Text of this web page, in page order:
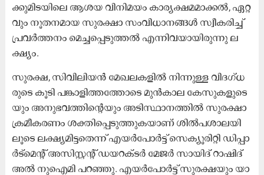
ക്കു​മി​ട​യി​ലെ ആ​ശ​യ വി​നി​മ​യം കാ​ര്യ​ക്ഷ​മ​മാ​ക്ക​ൽ, ഏ​റ്റ​
വും നൂ​ത​ന​മാ​യ സു​​ര​ക്ഷാ സം​വി​ധാ​ന​ങ്ങ​ൾ സ്വീ​ക​രി​ച്ച്​
പ്ര​വ​ർ​ത്ത​നം മെ​ച്ച​പ്പെ​ടു​ത്ത​ൽ എ​ന്നി​വ​യാ​യി​രു​ന്നു ല​
ക്ഷ്യം.
സു​ര​ക്ഷ, സി​വി​ലി​യ​ൻ മേ​ഖ​ല​ക​ളി​ൽ നി​ന്നു​ള്ള വി​ദ​ഗ്ധ​
രു​ടെ കൂ​ടി പ​ങ്കാ​ളി​ത്ത​ത്തോ​ടെ മു​ൻ​കാ​ല കേ​സു​ക​ളു​ടെ​
യും അ​നു​ഭ​വ​ത്തി​ന്‍റെ​യും അ​ടി​സ്ഥാ​ന​ത്തി​ൽ സു​ര​ക്ഷാ
ക്ര​മീ​ക​ര​ണം ശ​ക്തി​പ്പെ​ടു​ത്തു​ക​യാ​ണ്​ ശി​ൽ​പ​ശാ​ല​യി​
ലൂ​ടെ ല​ക്ഷ്യ​മി​ട്ട​തെ​ന്ന്​ എ​യ​ർ​പോ​ർ​ട്ട് സെ​ക്യൂ​രി​റ്റി ഡി​പ്പാ​
ർ​ട്മെ​ന്‍റ് അ​സി​സ്റ്റ​ന്‍റ് ഡ​യ​റ​ക്ട​ർ മേ​ജ​ർ സാ​യി​ദ് റാ​ഷി​ദ്
അ​ൽ നു​ഐ​മി പ​റ​ഞ്ഞു. എ​യ​ർ​പോ​ർ​ട്ട് സു​ര​ക്ഷ​യും യാ​